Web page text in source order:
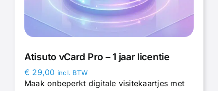
Atisuto vCard Pro – 1 jaar licentie
€ 29,00 incl. BTW
Maak onbeperkt digitale visitekaartjes met